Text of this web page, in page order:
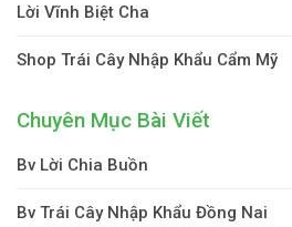
Lời Vĩnh Biệt Cha
Shop Trái Cây Nhập Khẩu Cẩm Mỹ
Chuyên Mục Bài Viết
Bv Lời Chia Buồn
Bv Trái Cây Nhập Khẩu Đồng Nai